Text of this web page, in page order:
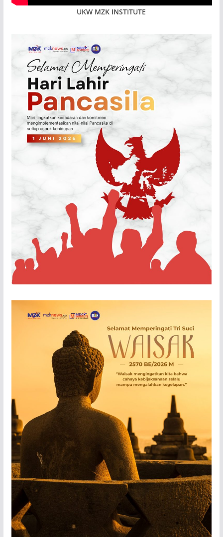
UKW MZK INSTITUTE